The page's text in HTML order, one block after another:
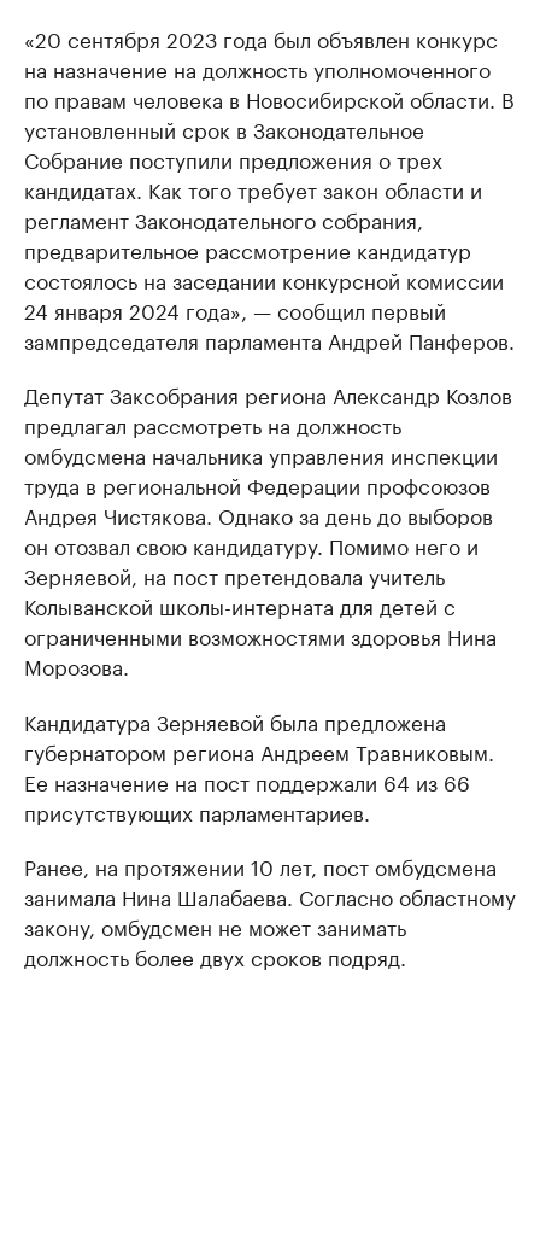
«20 сентября 2023 года был объявлен конкурс
на назначение на должность уполномоченного
по правам человека в Новосибирской области. В
установленный срок в Законодательное
Собрание поступили предложения о трех
кандидатах. Как того требует закон области и
регламент Законодательного собрания,
предварительное рассмотрение кандидатур
состоялось на заседании конкурсной комиссии
24 января 2024 года», — сообщил первый
зампредседателя парламента Андрей Панферов.
Депутат Заксобрания региона Александр Козлов
предлагал рассмотреть на должность
омбудсмена начальника управления инспекции
труда в региональной Федерации профсоюзов
Андрея Чистякова. Однако за день до выборов
он отозвал свою кандидатуру. Помимо него и
Зерняевой, на пост претендовала учитель
Колыванской школы-интерната для детей с
ограниченными возможностями здоровья Нина
Морозова.
Кандидатура Зерняевой была предложена
губернатором региона Андреем Травниковым.
Ее назначение на пост поддержали 64 из 66
присутствующих парламентариев.
Ранее, на протяжении 10 лет, пост омбудсмена
занимала Нина Шалабаева. Согласно областному
закону, омбудсмен не может занимать
должность более двух сроков подряд.